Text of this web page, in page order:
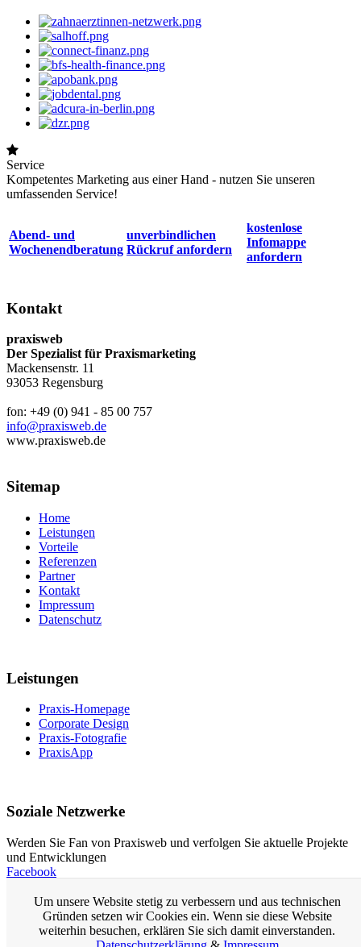
Service
Kompetentes Marketing aus einer Hand - nutzen Sie unseren
umfassenden Service!
Abend- und
Wochenendberatung
unverbindlichen
Rückruf anfordern
kostenlose
Infomappe
anfordern
Kontakt
praxisweb
Der Spezialist für Praxismarketing
Mackensenstr. 11
93053 Regensburg
fon: +49 (0) 941 - 85 00 757
info@praxisweb.de
www.praxisweb.de
Sitemap
Home
Leistungen
Vorteile
Referenzen
Partner
Kontakt
Impressum
Datenschutz
Leistungen
Praxis-Homepage
Corporate Design
Praxis-Fotografie
PraxisApp
Soziale Netzwerke
Werden Sie Fan von Praxisweb und verfolgen Sie aktuelle Projekte
und Entwicklungen
Facebook
Praxis-Homepage
Homepage für Ärzte
Arzt-Homepage
Um unsere Website stetig zu verbessern und aus technischen
Gründen setzen wir Cookies ein. Wenn sie diese Website
weiterhin besuchen, erklären Sie sich damit einverstanden.